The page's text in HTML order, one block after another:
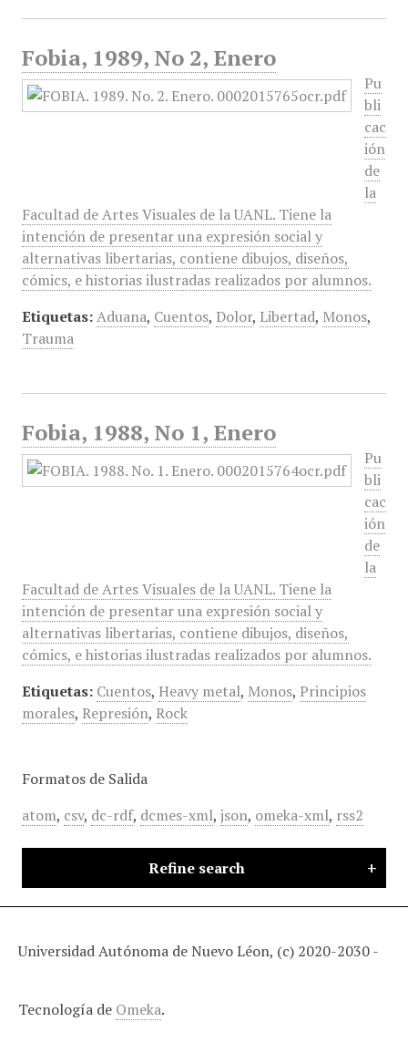
Fobia, 1989, No 2, Enero
Pu
bli
cac
ión
de
la
Facultad de Artes Visuales de la UANL. Tiene la
intención de presentar una expresión social y
alternativas libertarias, contiene dibujos, diseños,
cómics, e historias ilustradas realizados por alumnos.
Etiquetas: Aduana, Cuentos, Dolor, Libertad, Monos,
Trauma
Fobia, 1988, No 1, Enero
Pu
bli
cac
ión
de
la
Facultad de Artes Visuales de la UANL. Tiene la
intención de presentar una expresión social y
alternativas libertarias, contiene dibujos, diseños,
cómics, e historias ilustradas realizados por alumnos.
Etiquetas: Cuentos, Heavy metal, Monos, Principios
morales, Represión, Rock
Formatos de Salida
atom, csv, dc-rdf, dcmes-xml, json, omeka-xml, rss2
Refine search
Universidad Autónoma de Nuevo Léon, (c) 2020-2030 -
Tecnología de Omeka.